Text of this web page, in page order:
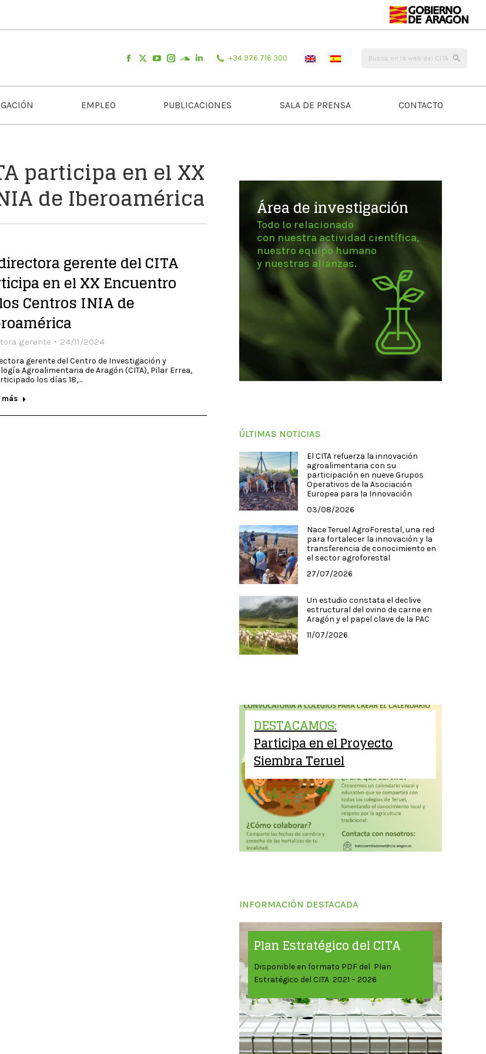
+34 976 716 300
EMPLEO PUBLICACIONES SALA DE PRENSA CONTACTO
participa en el XX
de Iberoamérica
gerente del CITA
en el XX Encuentro
Centros INIA de
gerente 24/11/2024
gerente del Centro de Investigación y
Agroalimentaria de Aragón (CITA), Pilar Errea,
los días 18,…
más
Área de investigación
Todo lo relacionado
con nuestra actividad científica,
nuestro equipo humano
y nuestras alianzas.
ÚLTIMAS NOTICIAS
El CITA refuerza la innovación
agroalimentaria con su
participación en nueve Grupos
Operativos de la Asociación
Europea para la Innovación
03/08/2026
Nace Teruel AgroForestal, una red
para fortalecer la innovación y la
transferencia de conocimiento en
el sector agroforestal
27/07/2026
Un estudio constata el declive
estructural del ovino de carne en
Aragón y el papel clave de la PAC
11/07/2026
DESTACAMOS:
Participa en el Proyecto
Siembra Teruel
INFORMACIÓN DESTACADA
Plan Estratégico del CITA
Disponible en formato PDF del Plan
Estratégico del CITA 2021 – 2026